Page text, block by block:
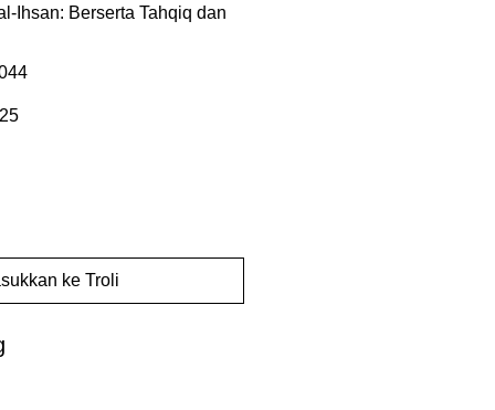
Ihsan: Berserta Tahqiq dan
Harga
ke Troli